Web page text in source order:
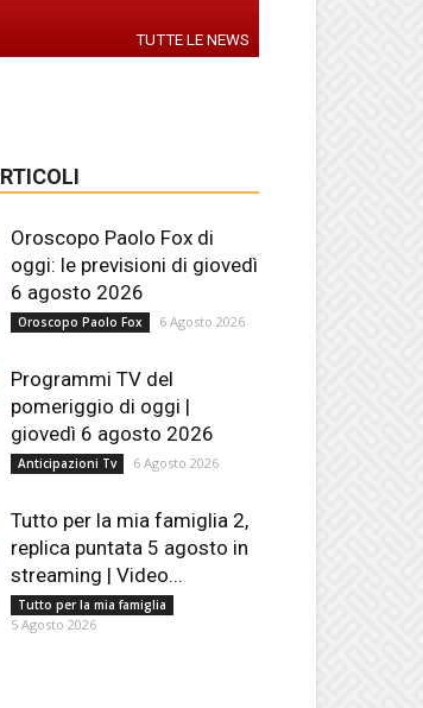
TUTTE LE NEWS
Oroscopo Paolo Fox di
oggi: le previsioni di giovedì
6 agosto 2026
Oroscopo Paolo Fox 6 Agosto 2026
Programmi TV del
pomeriggio di oggi |
giovedì 6 agosto 2026
Anticipazioni Tv 6 Agosto 2026
Tutto per la mia famiglia 2,
replica puntata 5 agosto in
streaming | Video...
Tutto per la mia famiglia
5 Agosto 2026